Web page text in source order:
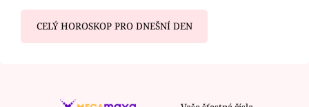
CELÝ HOROSKOP PRO DNEŠNÍ DEN